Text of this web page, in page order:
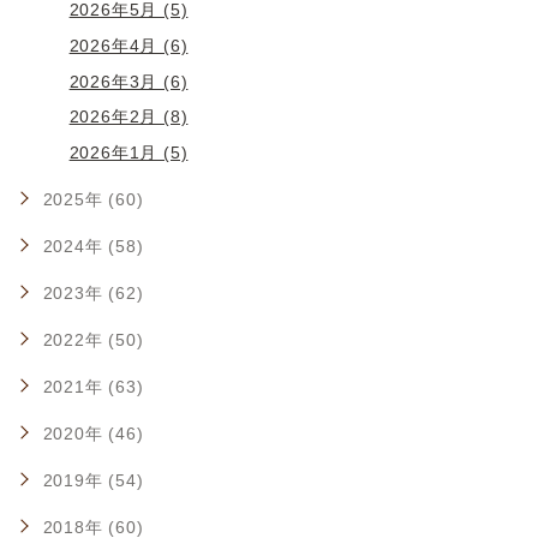
2026年5月 (5)
2026年4月 (6)
2026年3月 (6)
2026年2月 (8)
2026年1月 (5)
2025年 (60)
2024年 (58)
2023年 (62)
2022年 (50)
2021年 (63)
2020年 (46)
2019年 (54)
2018年 (60)